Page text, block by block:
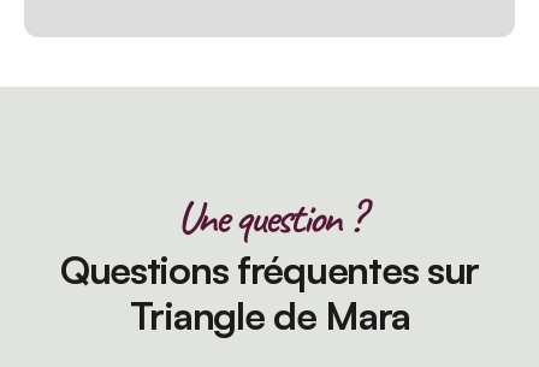
Une question ?
Questions fréquentes sur
Triangle de Mara